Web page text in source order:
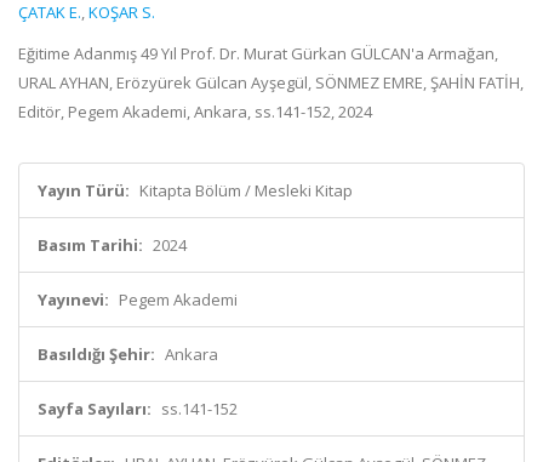
ÇATAK E.,KOŞAR S.
Eğitime Adanmış 49 Yıl Prof. Dr. Murat Gürkan GÜLCAN'a Armağan,
URAL AYHAN, Erözyürek Gülcan Ayşegül, SÖNMEZ EMRE, ŞAHİN FATİH,
Editör, Pegem Akademi, Ankara, ss.141-152, 2024
Yayın Türü: Kitapta Bölüm / Mesleki Kitap
Basım Tarihi: 2024
Yayınevi: Pegem Akademi
Basıldığı Şehir: Ankara
Sayfa Sayıları: ss.141-152